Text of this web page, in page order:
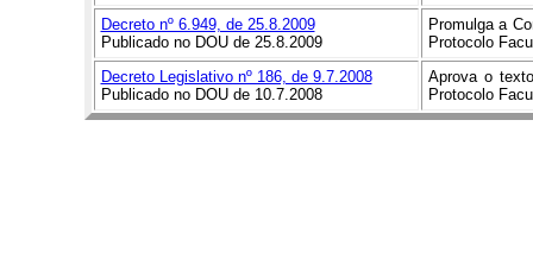
Decreto nº 6.949, de 25.8.2009
Publicado no DOU de 25.8.2009
Promulga a
Protocolo
Decreto Legislativo nº 186, de 9.7.2008
Publicado no DOU de 10.7.2008
Aprova o
Protocolo